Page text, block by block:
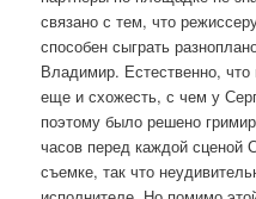
связано с тем, что
способен сыграть
Владимир. Естественно,
еще и схожесть, с чем у
поэтому было решено
часов перед каждой сценой
съемке, так что